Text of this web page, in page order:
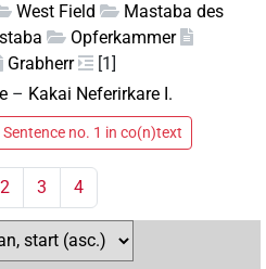
West Field
Mastaba des
Opferkammer
Grabherr
[1]
– Kakai Neferirkare I.
Sentence no. 1 in co(n)text
2 3 4